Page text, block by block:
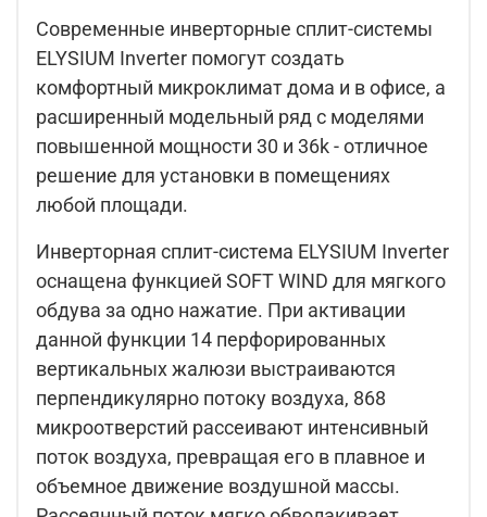
Современные инверторные сплит-системы
ELYSIUM Inverter помогут создать
комфортный микроклимат дома и в офисе, а
расширенный модельный ряд с моделями
повышенной мощности 30 и 36k - отличное
решение для установки в помещениях
любой площади.
Инверторная сплит-система ELYSIUM Inverter
оснащена функцией SOFT WIND для мягкого
обдува за одно нажатие. При активации
данной функции 14 перфорированных
вертикальных жалюзи выстраиваются
перпендикулярно потоку воздуха, 868
микроотверстий рассеивают интенсивный
поток воздуха, превращая его в плавное и
объемное движение воздушной массы.